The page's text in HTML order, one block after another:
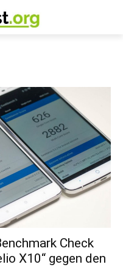
Check
X10“ gegen den